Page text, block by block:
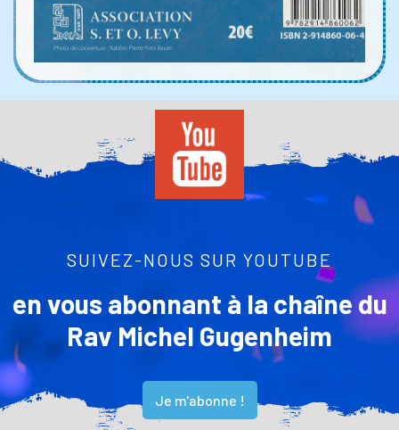
SUIVEZ-NOUS SUR YOUTUBE
en vous abonnant à la chaîne du
Rav Michel Gugenheim
Je m'abonne !